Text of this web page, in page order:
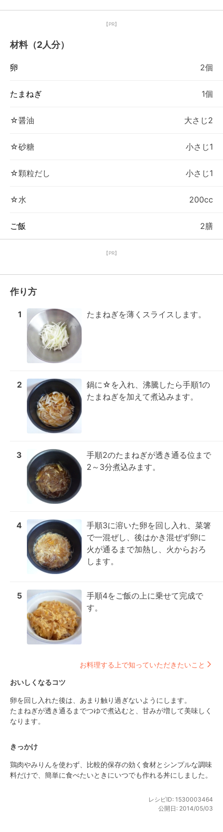
【PR】
材料（2人分）
卵 2個
たまねぎ 1個
☆醤油 大さじ2
☆砂糖 小さじ1
☆顆粒だし 小さじ1
☆水 200cc
ご飯 2膳
【PR】
作り方
1 たまねぎを薄くスライスします。
2
鍋に☆を入れ、沸騰したら手順1の
たまねぎを加えて煮込みます。
3
手順2のたまねぎが透き通る位まで
2～3分煮込みます。
4
手順3に溶いた卵を回し入れ、菜箸
で一混ぜし、後はかき混ぜず卵に
火が通るまで加熱し、火からおろ
します。
5
手順4をご飯の上に乗せて完成で
す。
お料理する上で知っていただきたいこと
おいしくなるコツ
卵を回し入れた後は、あまり触り過ぎないようにします。
たまねぎが透き通るまでつゆで煮込むと、甘みが増して美味しく
なります。
きっかけ
鶏肉やみりんを使わず、比較的保存の効く食材とシンプルな調味
料だけで、簡単に食べたいときにいつでも作れる丼にしました。
レシピID: 1530003464
公開日: 2014/05/03